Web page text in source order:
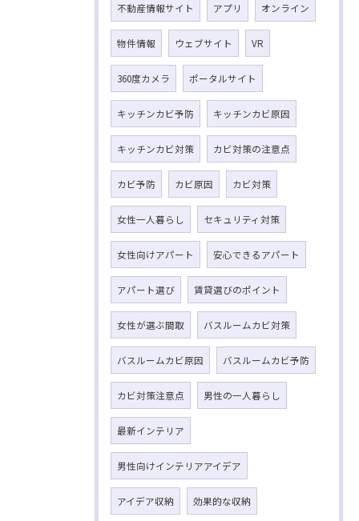
不動産情報サイト アプリ オンライン
物件情報 ウェブサイト VR
360度カメラ ポータルサイト
キッチンカビ予防 キッチンカビ原因
キッチンカビ対策 カビ対策の注意点
カビ予防 カビ原因 カビ対策
女性一人暮らし セキュリティ対策
女性向けアパート 安心できるアパート
アパート選び 賃貸選びのポイント
女性が選ぶ間取 バスルームカビ対策
バスルームカビ原因 バスルームカビ予防
カビ対策注意点 男性の一人暮らし
最新インテリア
男性向けインテリアアイデア
アイデア収納 効果的な収納